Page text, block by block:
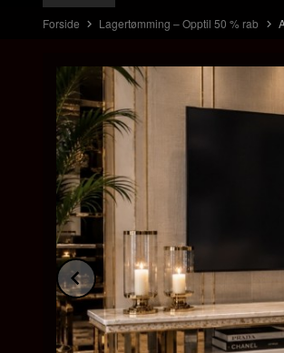
Forside Lagertømming – Opptil 50 % rab
Prev